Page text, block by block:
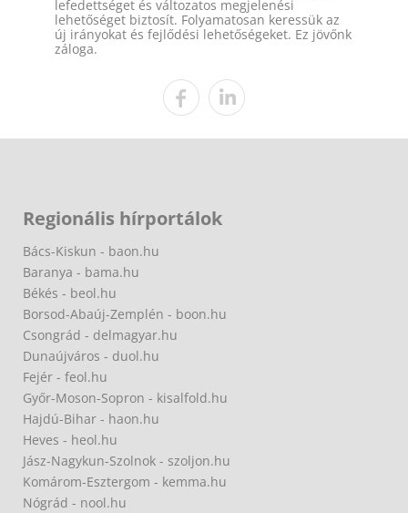
lefedettséget és változatos megjelenési
lehetőséget biztosít. Folyamatosan keressük az
új irányokat és fejlődési lehetőségeket. Ez jövőnk
záloga.
Regionális hírportálok
Bács-Kiskun - baon.hu
Baranya - bama.hu
Békés - beol.hu
Borsod-Abaúj-Zemplén - boon.hu
Csongrád - delmagyar.hu
Dunaújváros - duol.hu
Fejér - feol.hu
Győr-Moson-Sopron - kisalfold.hu
Hajdú-Bihar - haon.hu
Heves - heol.hu
Jász-Nagykun-Szolnok - szoljon.hu
Komárom-Esztergom - kemma.hu
Nógrád - nool.hu